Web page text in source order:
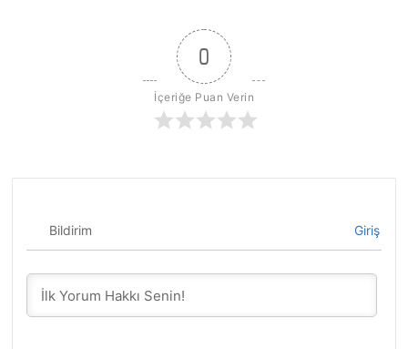
0
İçeriğe Puan Verin
Bildirim Giriş